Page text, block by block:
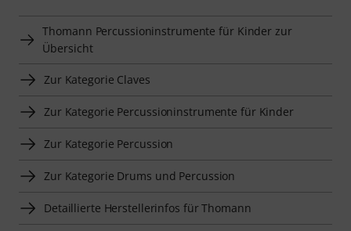
Thomann Percussioninstrumente für Kinder zur
Übersicht
Zur Kategorie Claves
Zur Kategorie Percussioninstrumente für Kinder
Zur Kategorie Percussion
Zur Kategorie Drums und Percussion
Detaillierte Herstellerinfos für Thomann